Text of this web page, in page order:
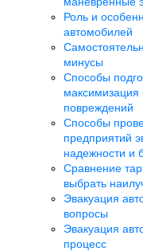
Роль и
автомобилей
минусы
Способы
максимизация
повреждений
Способы
предприятий
надежности и
Сравнение
выбрать
Эвакуация
вопросы
Эвакуация
процесс